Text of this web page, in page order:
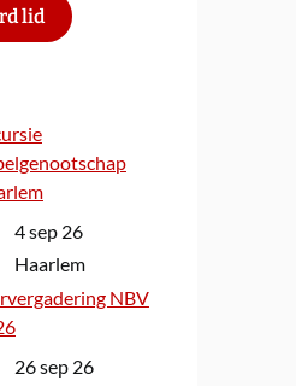
lid
4 sep 26
Haarlem
NBV
26 sep 26